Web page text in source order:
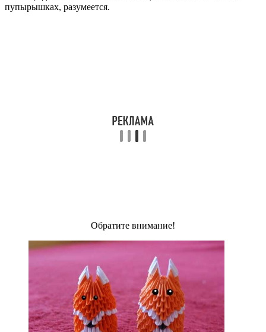
пупырышках, разумеется.
Обратите внимание!